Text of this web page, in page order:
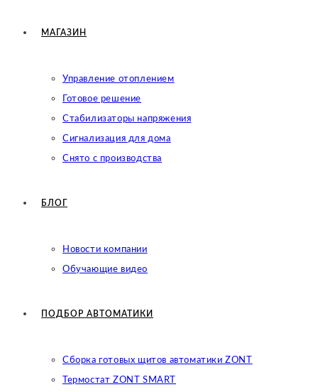
МАГАЗИН
Управление отоплением
Готовое решение
Cтабилизаторы напряжения
Сигнализация для дома
Снято с производства
БЛОГ
Новости компании
Обучающие видео
ПОДБОР АВТОМАТИКИ
Сборка готовых щитов автоматики ZONT
Термостат ZONT SMART